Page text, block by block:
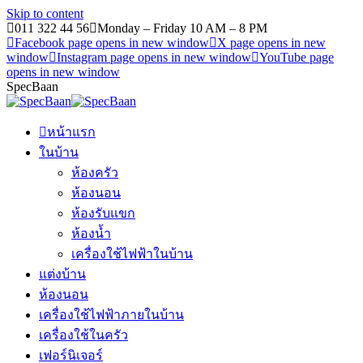
Skip to content
011 322 44 56 Monday – Friday 10 AM – 8 PM
Facebook page opens in new window
X page opens in new
window Instagram page opens in new window YouTube page
opens in new window
SpecBaan
หน้าแรก
ในบ้าน
ห้องครัว
ห้องนอน
ห้องรับแขก
ห้องน้ำ
เครื่องใช้ไฟฟ้าในบ้าน
แต่งบ้าน
ห้องนอน
เครื่องใช้ไฟฟ้าภายในบ้าน
เครื่องใช้ในครัว
เฟอร์นิเจอร์